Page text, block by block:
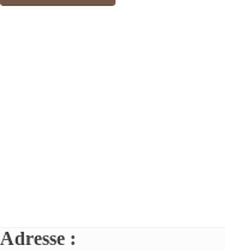
Adresse :